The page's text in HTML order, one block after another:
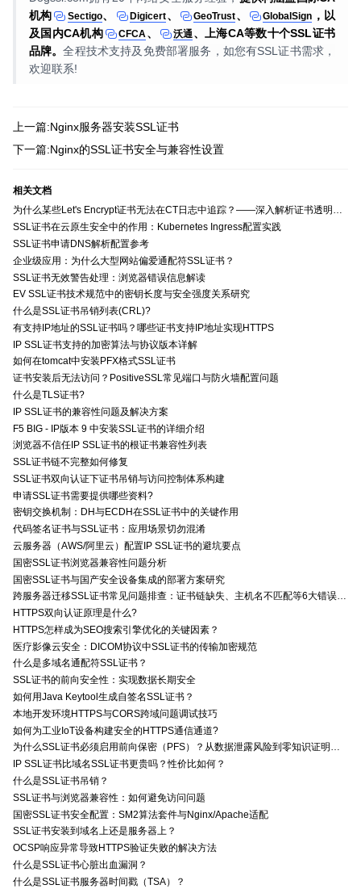
机构
Sectigo、 Digicert、 GeoTrust、 GlobalSign ，以
及国内CA机构
CFCA、 沃通、上海CA等数十个SSL证书
品牌。全程技术支持及免费部署服务，如您有SSL证书需求，
欢迎联系!
上一篇:Nginx服务器安装SSL证书
下一篇:Nginx的SSL证书安全与兼容性设置
相关文档
为什么某些Let's Encrypt证书无法在CT日志中追踪？——深入解析证书透明度与Let's Encrypt的关系
SSL证书在云原生安全中的作用：Kubernetes Ingress配置实践
SSL证书申请DNS解析配置参考
企业级应用：为什么大型网站偏爱通配符SSL证书？
SSL证书无效警告处理：浏览器错误信息解读
EV SSL证书技术规范中的密钥长度与安全强度关系研究
什么是SSL证书吊销列表(CRL)?
有支持IP地址的SSL证书吗？哪些证书支持IP地址实现HTTPS
IP SSL证书支持的加密算法与协议版本详解
如何在tomcat中安装PFX格式SSL证书
证书安装后无法访问？PositiveSSL常见端口与防火墙配置问题
什么是TLS证书?
IP SSL证书的兼容性问题及解决方案
F5 BIG - IP版本 9 中安装SSL证书的详细介绍
浏览器不信任IP SSL证书的根证书兼容性列表
SSL证书链不完整如何修复
SSL证书双向认证下证书吊销与访问控制体系构建
申请SSL证书需要提供哪些资料?
密钥交换机制：DH与ECDH在SSL证书中的关键作用
代码签名证书与SSL证书：应用场景切勿混淆
云服务器（AWS/阿里云）配置IP SSL证书的避坑要点
国密SSL证书浏览器兼容性问题分析
国密SSL证书与国产安全设备集成的部署方案研究
跨服务器迁移SSL证书常见问题排查：证书链缺失、主机名不匹配等6大错误解决方案
HTTPS双向认证原理是什么?
HTTPS怎样成为SEO搜索引擎优化的关键因素？
医疗影像云安全：DICOM协议中SSL证书的传输加密规范
什么是多域名通配符SSL证书？
SSL证书的前向安全性：实现数据长期安全
如何用Java Keytool生成自签名SSL证书？
本地开发环境HTTPS与CORS跨域问题调试技巧
如何为工业IoT设备构建安全的HTTPS通信通道?
为什么SSL证书必须启用前向保密（PFS）？从数据泄露风险到零知识证明的安全价值分析
IP SSL证书比域名SSL证书更贵吗？性价比如何？
什么是SSL证书吊销？
SSL证书与浏览器兼容性：如何避免访问问题
国密SSL证书安全配置：SM2算法套件与Nginx/Apache适配
SSL证书安装到域名上还是服务器上？
OCSP响应异常导致HTTPS验证失败的解决方法
什么是SSL证书心脏出血漏洞？
什么是SSL证书服务器时间戳（TSA）？